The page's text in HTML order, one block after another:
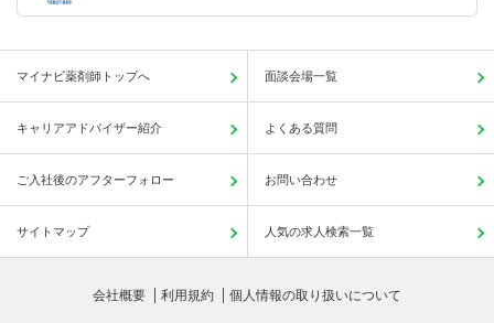
マイナビ薬剤師トップへ 面談会場一覧
キャリアアドバイザー紹介 よくある質問
ご入社後のアフターフォロー お問い合わせ
サイトマップ 人気の求人検索一覧
会社概要 利用規約 個人情報の取り扱いについて